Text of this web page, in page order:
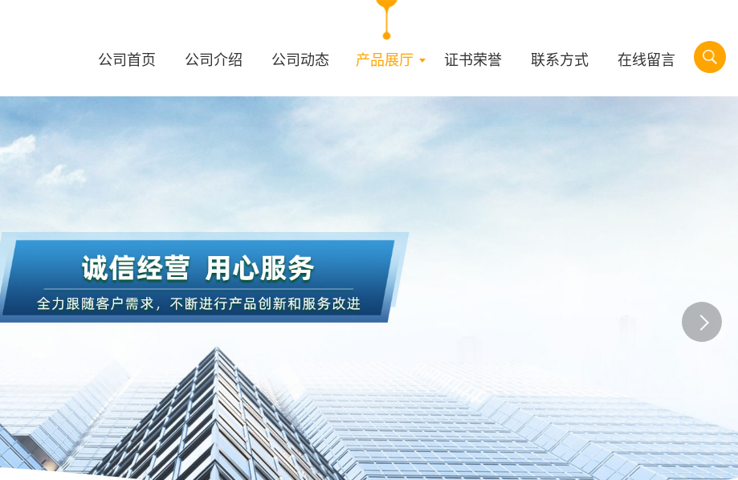
公司首页 公司介绍 公司动态 产品展厅 证书荣誉 联系方式 在线留言